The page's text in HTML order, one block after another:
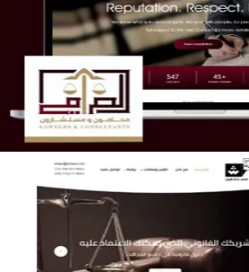
للمحاماة
التفاصيل
والشعلان للمحاماة